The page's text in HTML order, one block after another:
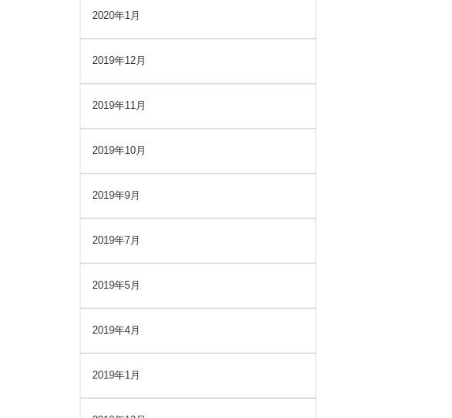
2020年1月
2019年12月
2019年11月
2019年10月
2019年9月
2019年7月
2019年5月
2019年4月
2019年1月